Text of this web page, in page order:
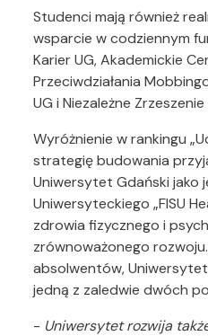
Studenci mają również
wsparcie w codziennym
Karier UG, Akademickie
Przeciwdziałania
UG i Niezależne
Wyróżnienie w rankingu
strategię budowania
Uniwersytet Gdański jako
Uniwersyteckiego „FISU
zdrowia fizycznego i
zrównoważonego
absolwentów, Uniwersytet
jedną z zaledwie dwóch
- Uniwersytet rozwija